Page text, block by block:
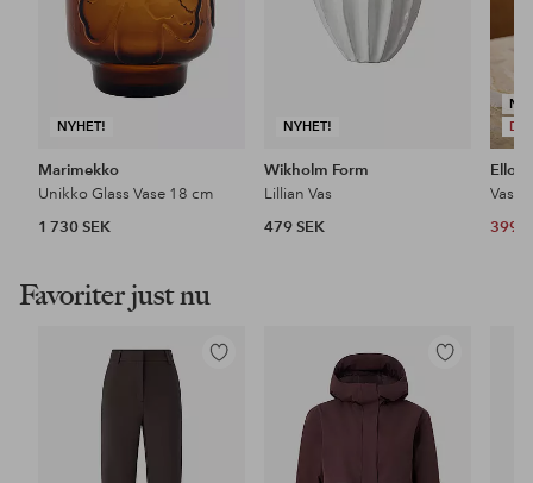
NYHET!
Marimekko
Unikko Glass Vase 18 cm
1 730 SEK
NYHET!
Wikholm Form
Lillian Vas
479 SEK
Ellos
Vas
399
Favoriter just nu
Lägg
Lägg
favoriter